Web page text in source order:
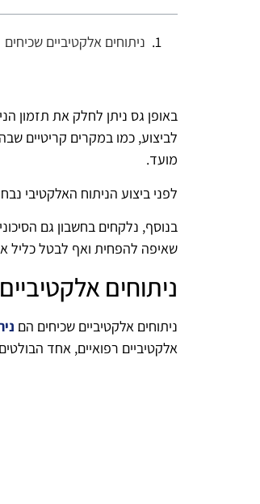
ניתוחים אלקטיביים שכיחים
באופן גס ניתן לחלק את תזמון
לביצוע, כמו במקרים קריטיים
מועד.
לפני ביצוע הניתוח האלקטיבי
בנוסף, נלקחים בחשבון גם
שאיפה להפחית ואף לבטל כליל
ניתוחים
ניתוחים אלקטיביים שכיחים הם
אלקטיביים רפואיים, אחד